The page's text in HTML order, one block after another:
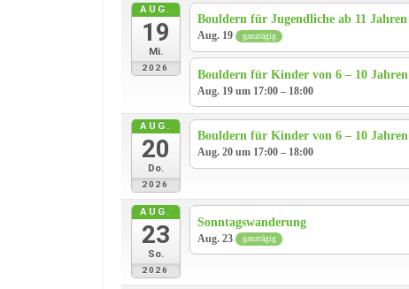
AUG.
19
Mi.
2026
Bouldern für Jugendliche ab 11 Jahren
Aug. 19 ganztägig
Bouldern für Kinder von 6 – 10 Jahren
Aug. 19 um 17:00 – 18:00
AUG.
20
Do.
2026
Bouldern für Kinder von 6 – 10 Jahren
Aug. 20 um 17:00 – 18:00
AUG.
23
So.
2026
Sonntagswanderung
Aug. 23 ganztägig